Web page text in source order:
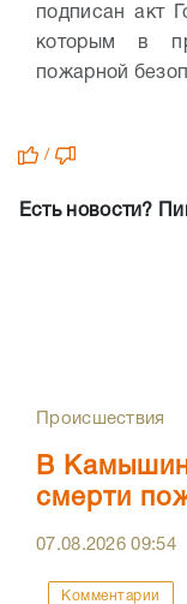
подписан акт
которым в
пожарной
/
Есть новости?
Происшествия
В
смерти
07.08.202609:54
Комментарии